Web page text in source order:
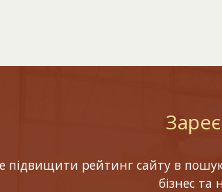
рейтинг сайту в
бізнес